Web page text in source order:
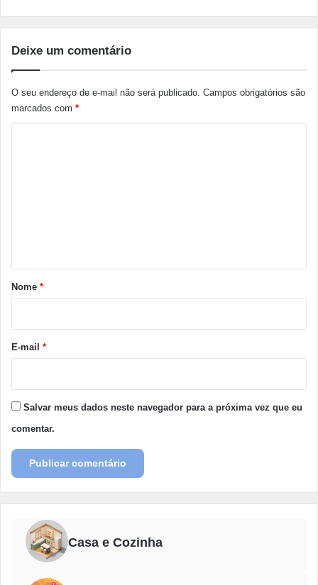
Deixe um comentário
O seu endereço de e-mail não será publicado. Campos obrigatórios são
marcados com *
r
*
Nome *
E-mail *
Salvar meus dados neste navegador para a próxima vez que eu
comentar.
Casa e Cozinha